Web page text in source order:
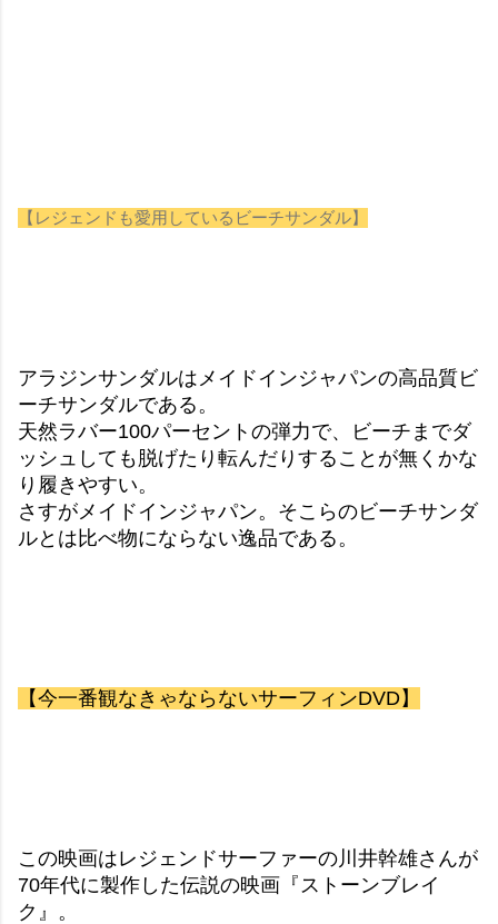
【レジェンドも愛用しているビーチサンダル】
アラジンサンダルはメイドインジャパンの高品質ビ
ーチサンダルである。
天然ラバー100パーセントの弾力で、ビーチまでダ
ッシュしても脱げたり転んだりすることが無くかな
り履きやすい。
さすがメイドインジャパン。そこらのビーチサンダ
ルとは比べ物にならない逸品である。
【今一番観なきゃならないサーフィンDVD】
この映画はレジェンドサーファーの川井幹雄さんが
70年代に製作した伝説の映画『ストーンブレイ
ク』。